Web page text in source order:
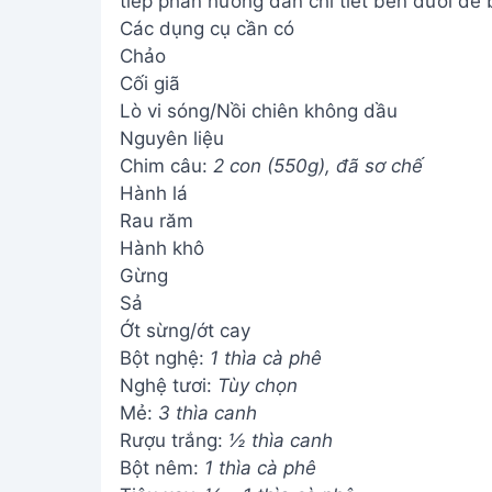
Các dụng cụ cần có
Chảo
Cối giã
Lò vi sóng/Nồi chiên không dầu
Nguyên liệu
Chim câu: 2 con (550g), đã sơ chế
Hành lá
Rau răm
Hành khô
Gừng
Sả
Ớt sừng/ớt cay
Bột nghệ: 1 thìa cà phê
Nghệ tươi: Tùy chọn
Mẻ: 3 thìa canh
Rượu trắng: ½ thìa canh
Bột nêm: 1 thìa cà phê